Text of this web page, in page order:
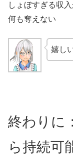
しょぼすぎる収
何も奪えない
嬉し
終わりに：
ら持続可